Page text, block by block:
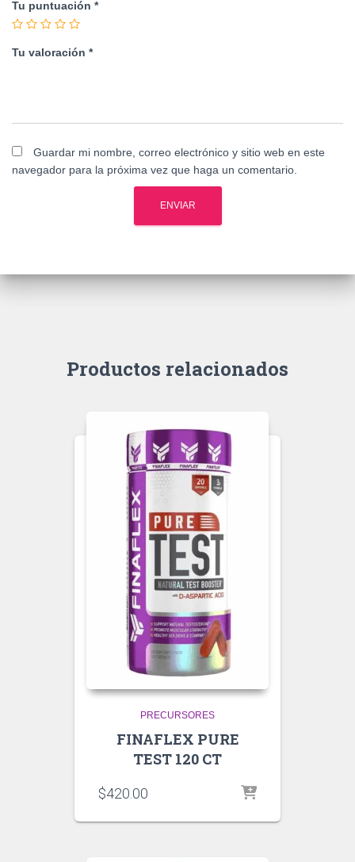
Tu puntuación *
Tu valoración *
Guardar mi nombre, correo electrónico y sitio web en este
navegador para la próxima vez que haga un comentario.
Productos relacionados
PRECURSORES
FINAFLEX PURE
TEST 120 CT
$420.00